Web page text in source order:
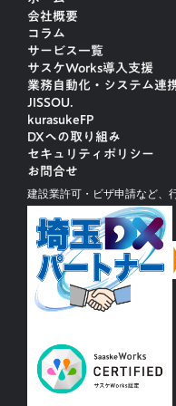
会社概要
コラム
サービス一覧
サスケWorks導入支援
業務自動化・システム連
JISSOU.
kurasukeFP
DXへの取り組み
セキュリティポリシー
お問合せ
建設業許可・ビザ申請など、